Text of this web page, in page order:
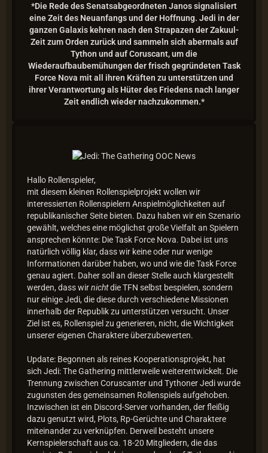
*Die Rede des Senatsabgeordneten Janos signalisiert
eine Zeit des Neuanfangs und der Hoffnung. Jedi in der
ganzen Galaxis kehren nach den Strapazen der Zakuul-
Zeit zum Orden zurück und sammeln sich abermals auf
Tython und auf Coruscant, um die
Wiederaufbaubemühungen der frisch gegründeten Task
Force Nova mit all ihren Kräften zu unterstützen und
ihrer Verantwortung als Hüter des Friedens nach langer
Zeit endlich wieder nachzukommen.*
Hallo Rollenspieler,
mit diesem kleinen Rollenspielprojekt wollen wir
interessierten Rollenspielern Anspielmöglichkeiten auf
republikanischer Seite bieten. Dazu haben wir ein Szenario
gewählt, welches eine möglichst große Vielfalt an Spielern
ansprechen könnte: Die Task Force Nova. Dabei ist uns
natürlich völlig klar, dass wir keine oder nur wenige
Informationen darüber haben, wo und wie die Task Force
genau agiert. Daher soll an dieser Stelle auch klargestellt
werden, dass wirnichtdie TFN selbst bespielen, sondern
nur einige Jedi, die diese durch verschiedene Missionen
innerhalb der Republik zu unterstützen versucht. Unser
Ziel ist es, Rollenspiel zu generieren, nicht, die Wichtigkeit
unserer eigenen Charaktere überzubewerten.
Update: Begonnen als reines Kooperationsprojekt, hat
sich Jedi: The Gathering mittlerweile weiterentwickelt. Die
Trennung zwischen Coruscanter und Tythoner Jedi wurde
zugunsten des gemeinsamen Rollenspiels aufgehoben.
Inzwischen ist ein Discord-Server vorhanden, der fleißig
dazu genutzt wird, Plots, Rp-Gerüchte und Charaktere
miteinander zu verknüpfen. Derweil besteht unsere
Kernspielerschaft aus ca. 18-20 Mitgliedern, die das